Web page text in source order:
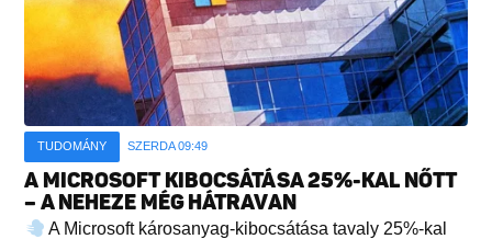
TUDOMÁNY SZERDA 09:49
A MICROSOFT KIBOCSÁTÁSA 25%-KAL NŐTT
– A NEHEZE MÉG HÁTRAVAN
A Microsoft károsanyag-kibocsátása tavaly 25%-kal